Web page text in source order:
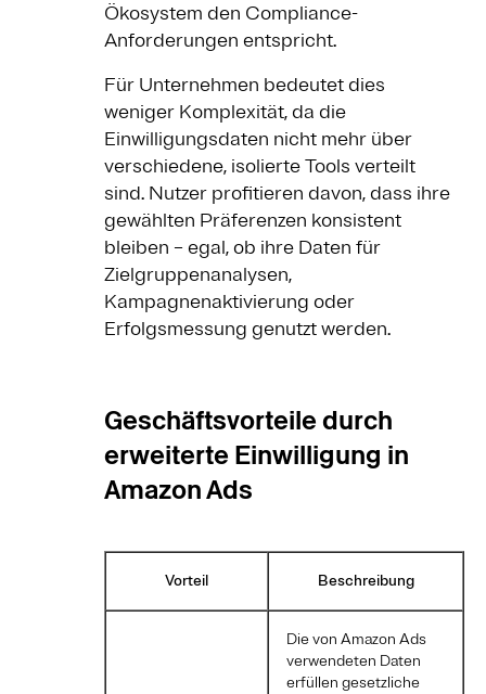
Ökosystem den Compliance-
Anforderungen entspricht.
Für Unternehmen bedeutet dies
weniger Komplexität, da die
Einwilligungsdaten nicht mehr über
verschiedene, isolierte Tools verteilt
sind. Nutzer profitieren davon, dass ihre
gewählten Präferenzen konsistent
bleiben – egal, ob ihre Daten für
Zielgruppenanalysen,
Kampagnenaktivierung oder
Erfolgsmessung genutzt werden.
Geschäftsvorteile durch
erweiterte Einwilligung in
Amazon Ads
Vorteil Beschreibung
Die von Amazon Ads
verwendeten Daten
erfüllen gesetzliche